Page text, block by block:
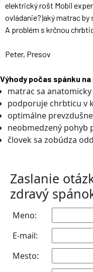
elektrický rošt Mobil
ovládanie?)aký matrac by
A problém s krčnou
Peter, Presov
Výhody počas spánku
matrac sa
podporuje chrbticu v
optimálne
neobmedzený pohyb
človek sa zobúdza
Zaslanie
zdravý
Meno:
E-mail:
Mesto: